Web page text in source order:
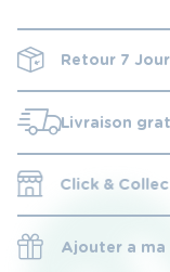
Retour 7
Livraison
Click &
Ajouter a ma